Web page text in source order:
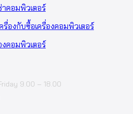
คอมพิวเตอร์
ครื่องกับซื้อเครื่องคอมพิวเตอร์
งคอมพิวเตอร์
9.00 – 18.00